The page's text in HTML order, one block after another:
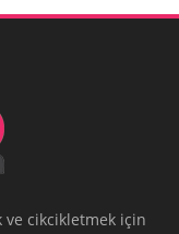
cikcikletmek için